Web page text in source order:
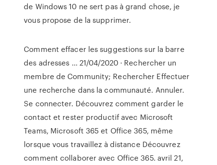
de Windows 10 ne sert pas à grand chose, je
vous propose de la supprimer.
Comment effacer les suggestions sur la barre
des adresses ... 21/04/2020 · Rechercher un
membre de Community; Rechercher Effectuer
une recherche dans la communauté. Annuler.
Se connecter. Découvrez comment garder le
contact et rester productif avec Microsoft
Teams, Microsoft 365 et Office 365, même
lorsque vous travaillez à distance Découvrez
comment collaborer avec Office 365. avril 21,